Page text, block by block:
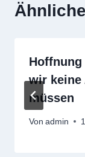
wir keine
müssen
Von admin